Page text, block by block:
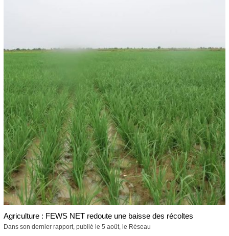
Agriculture : FEWS NET redoute une baisse des récoltes
Dans son dernier rapport, publié le 5 août, le Réseau